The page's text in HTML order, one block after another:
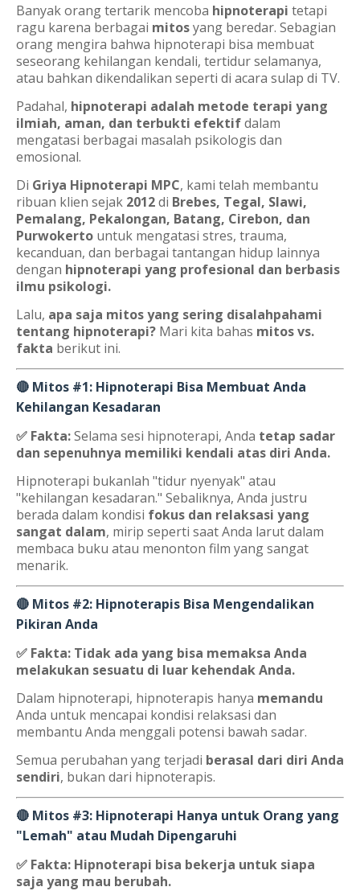
Banyak orang tertarik mencoba hipnoterapi tetapi
ragu karena berbagai mitosyang beredar. Sebagian
orang mengira bahwa hipnoterapi bisa membuat
seseorang kehilangan kendali, tertidur selamanya,
atau bahkan dikendalikan seperti di acara sulap di TV.
Padahal, hipnoterapi adalah metode terapi yang
ilmiah, aman, dan terbukti efektifdalam
mengatasi berbagai masalah psikologis dan
emosional.
Di Griya Hipnoterapi MPC, kami telah membantu
ribuan klien sejak 2012di Brebes, Tegal, Slawi,
Pemalang, Pekalongan, Batang, Cirebon, dan
Purwokerto untuk mengatasi stres, trauma,
kecanduan, dan berbagai tantangan hidup lainnya
dengan hipnoterapi yang profesional dan berbasis
ilmu psikologi.
Lalu, apa saja mitos yang sering disalahpahami
tentang hipnoterapi? Mari kita bahas mitos vs.
fakta berikut ini.
🔴 Mitos #1: Hipnoterapi Bisa Membuat Anda
Kehilangan Kesadaran
✅ Fakta:Selama sesi hipnoterapi, Anda tetap sadar
dan sepenuhnya memiliki kendali atas diri Anda.
Hipnoterapi bukanlah "tidur nyenyak" atau
"kehilangan kesadaran." Sebaliknya, Anda justru
berada dalam kondisi fokus dan relaksasi yang
sangat dalam, mirip seperti saat Anda larut dalam
membaca buku atau menonton film yang sangat
menarik.
🔴 Mitos #2: Hipnoterapis Bisa Mengendalikan
Pikiran Anda
✅ Fakta: Tidak ada yang bisa memaksa Anda
melakukan sesuatu di luar kehendak Anda.
Dalam hipnoterapi, hipnoterapis hanya memandu
Anda untuk mencapai kondisi relaksasi dan
membantu Anda menggali potensi bawah sadar.
Semua perubahan yang terjadi berasal dari diri Anda
sendiri, bukan dari hipnoterapis.
🔴 Mitos #3: Hipnoterapi Hanya untuk Orang yang
"Lemah" atau Mudah Dipengaruhi
✅ Fakta: Hipnoterapi bisa bekerja untuk siapa
saja yang mau berubah.